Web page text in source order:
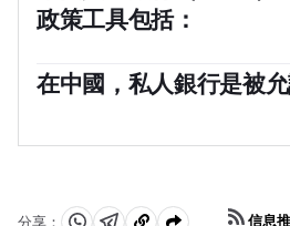
國共產黨（CCP）委員會書記對中
向有著關鍵影響，而不是行長。然
政策工具包括：
工具來實現其目標。主要工具包
（RRR）、中期借貸便利（MLF）
基準利率。LPR的變動直接影響市
在中國，私人銀行是被
一小部分。根據《海峽時報》，
的國內貸款機構在國家主導的金融
分享： 信息